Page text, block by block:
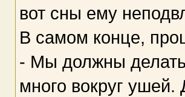
вот сны ему
В самом конце,
- Мы должны
много вокруг